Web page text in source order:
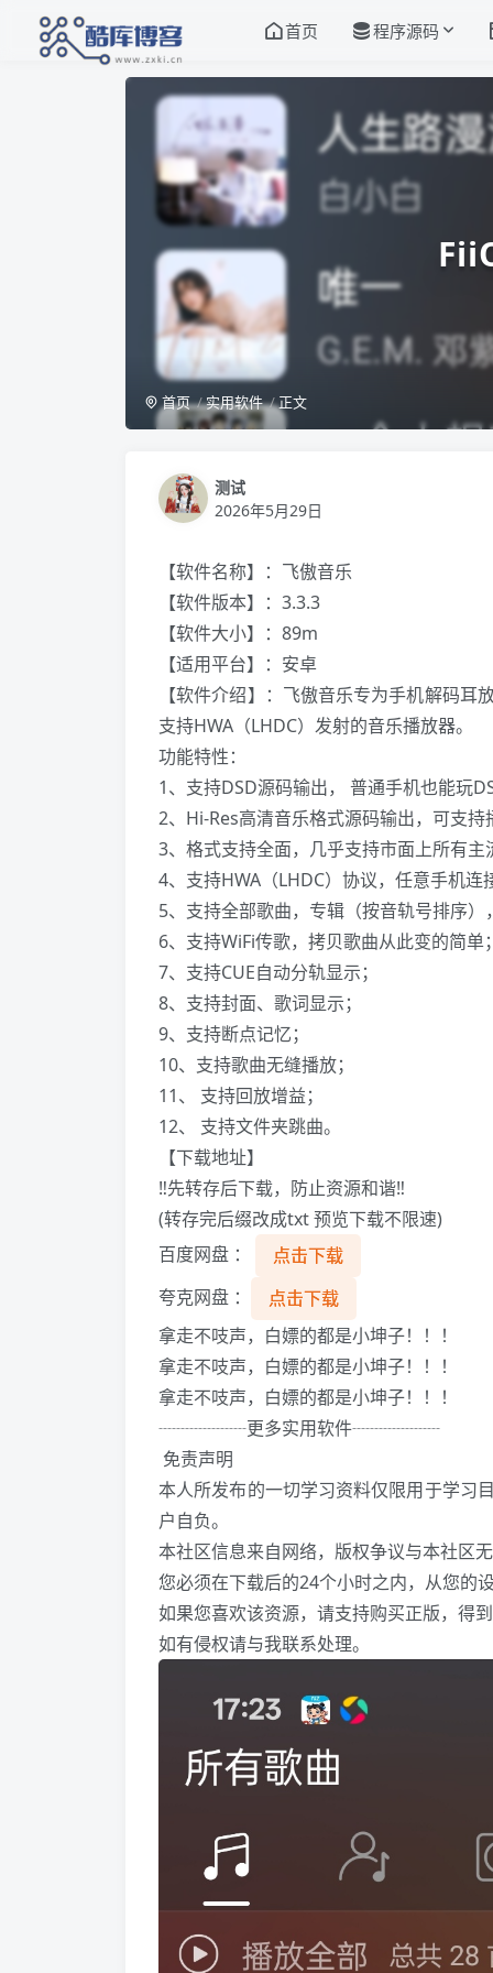
首页 程序源码
首页 实用软件 正文
测试
2026年5月29日
【软件名称】：飞傲音乐
【软件版本】：3.3.3
️【软件大小】：89m
【适用平台】：安卓
【软件介绍】：飞傲音乐专为手机解码
支持HWA（LHDC）发射的音乐播放器。
功能特性：
1、支持DSD源码输出， 普通手机也能玩
2、Hi-Res高清音乐格式源码输出，可支
3、格式支持全面，几乎支持市面上所有主
4、支持HWA（LHDC）协议，任意手机
5、支持全部歌曲，专辑（按音轨号排序
6、支持WiFi传歌，拷贝歌曲从此变的简单
7、支持CUE自动分轨显示；
8、支持封面、歌词显示；
9、支持断点记忆；
10、支持歌曲无缝播放；
11、 支持回放增益；
12、 支持文件夹跳曲。
【下载地址】
‼️先转存后下载，防止资源和谐‼️
(转存完后缀改成txt 预览下载不限速)
百度网盘 ：
点击下载
夸克网盘 ：
点击下载
拿走不吱声，白嫖的都是小坤子！！！
拿走不吱声，白嫖的都是小坤子！！！
拿走不吱声，白嫖的都是小坤子！！！
┈┈┈┈┈更多实用软件┈┈┈┈┈
️ 免责声明
本人所发布的一切学习资料仅限用于学习
户自负。
本社区信息来自网络，版权争议与本社区
您必须在下载后的24个小时之内，从您的
如果您喜欢该资源，请支持购买正版，得
如有侵权请与我联系处理。